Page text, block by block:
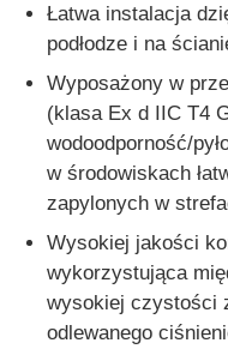
Łatwa instalacja
podłodze i na
Wyposażony w
(klasa Ex d IIC T4
wodoodporność/
w środowiskach
zapylonych w
Wysokiej jakości
wykorzystująca
wysokiej czystości
odlewanego